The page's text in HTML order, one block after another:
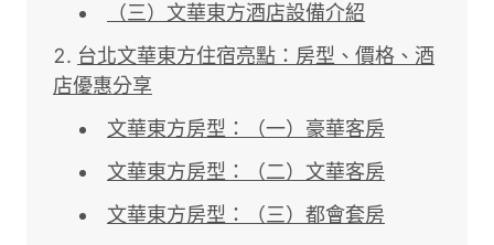
（三）文華東方酒店設備介紹
台北文華東方住宿亮點：房型、價格、酒
店優惠分享
文華東方房型：（一）豪華客房
文華東方房型：（二）文華客房
文華東方房型：（三）都會套房